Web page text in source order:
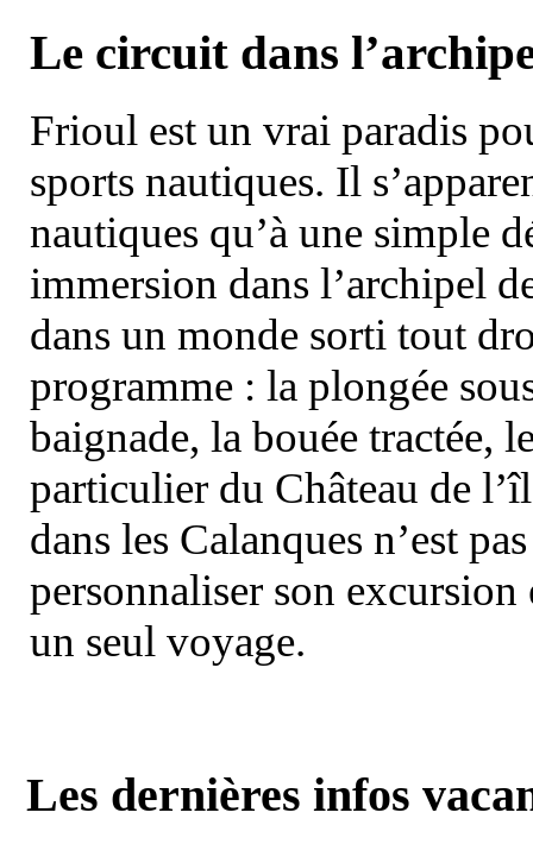
Le circuit dans
Frioul est un vrai paradis
sports nautiques. Il
nautiques qu’à une simple
immersion dans l’archipel
dans un monde sorti tout
programme : la plongée
baignade, la bouée tractée,
particulier du Château de
dans les Calanques n’est
personnaliser son
un seul voyage.
Les dernières infos